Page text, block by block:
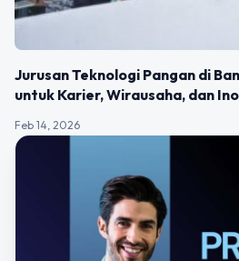
Jurusan Teknologi Pangan di
untuk Karier, Wirausaha, dan
Feb 14, 2026